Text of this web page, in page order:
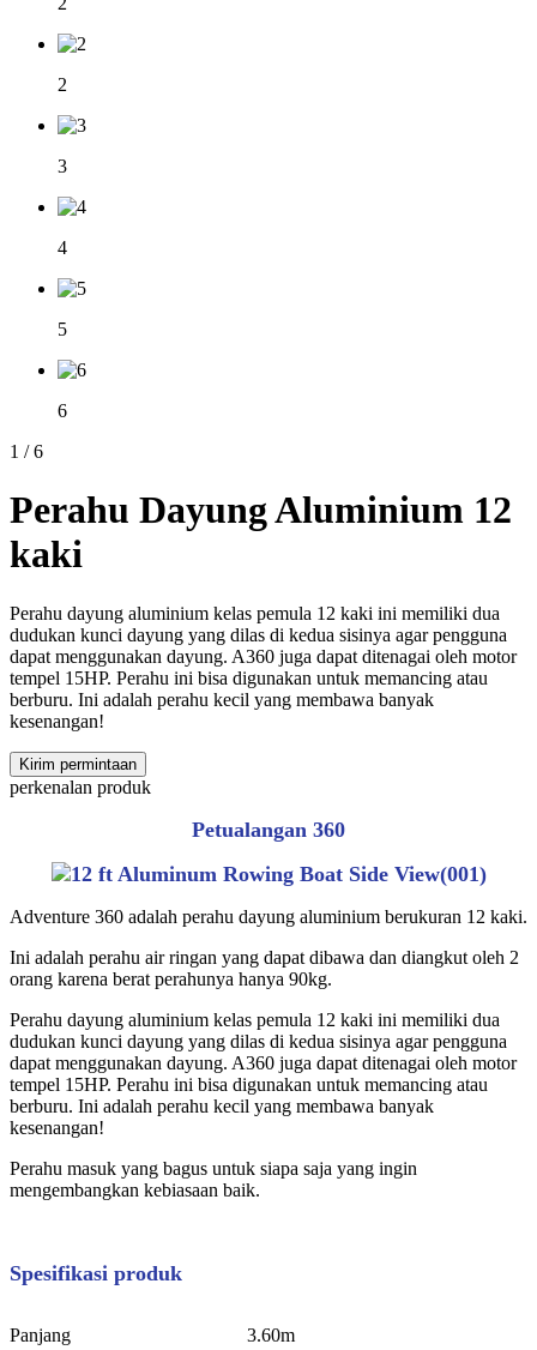
2
3
4
5
6
1 / 6
Perahu Dayung Aluminium 12
kaki
Perahu dayung aluminium kelas pemula 12 kaki ini memiliki dua
dudukan kunci dayung yang dilas di kedua sisinya agar pengguna
dapat menggunakan dayung. A360 juga dapat ditenagai oleh motor
tempel 15HP. Perahu ini bisa digunakan untuk memancing atau
berburu. Ini adalah perahu kecil yang membawa banyak
kesenangan!
Kirim permintaan
perkenalan produk
Petualangan 360
Adventure 360 ​​adalah perahu dayung aluminium berukuran 12 kaki.
Ini adalah perahu air ringan yang dapat dibawa dan diangkut oleh 2
orang karena berat perahunya hanya 90kg.
Perahu dayung aluminium kelas pemula 12 kaki ini memiliki dua
dudukan kunci dayung yang dilas di kedua sisinya agar pengguna
dapat menggunakan dayung. A360 juga dapat ditenagai oleh motor
tempel 15HP. Perahu ini bisa digunakan untuk memancing atau
berburu. Ini adalah perahu kecil yang membawa banyak
kesenangan!
Perahu masuk yang bagus untuk siapa saja yang ingin
mengembangkan kebiasaan baik.
Spesifikasi produk
Panjang 3.60m